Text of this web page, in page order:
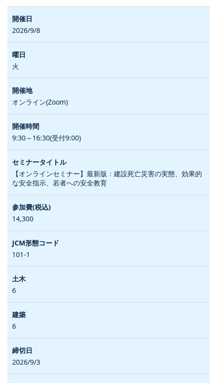
2026/9/8
火
オンライン(Zoom)
9:30～16:30(受付9:00)
【オンラインセミナー】最新版：建設死亡災害の実態、効果的
な安全指示、若者への安全教育
14,300
101-1
6
6
2026/9/3